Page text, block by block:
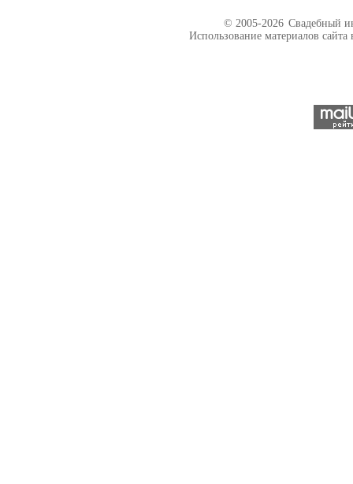
© 2005-2026 Свадебный
Использование материалов